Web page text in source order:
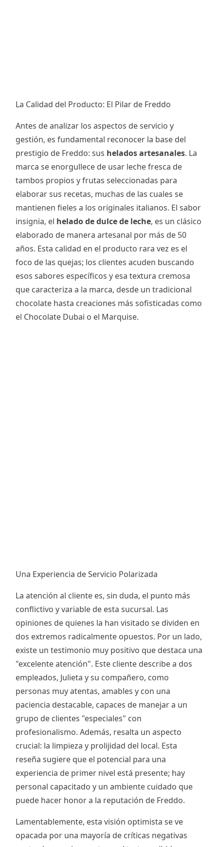
La Calidad del Producto: El Pilar de Freddo
Antes de analizar los aspectos de servicio y
gestión, es fundamental reconocer la base del
prestigio de Freddo: sus helados artesanales. La
marca se enorgullece de usar leche fresca de
tambos propios y frutas seleccionadas para
elaborar sus recetas, muchas de las cuales se
mantienen fieles a los originales italianos. El sabor
insignia, el helado de dulce de leche, es un clásico
elaborado de manera artesanal por más de 50
años. Esta calidad en el producto rara vez es el
foco de las quejas; los clientes acuden buscando
esos sabores específicos y esa textura cremosa
que caracteriza a la marca, desde un tradicional
chocolate hasta creaciones más sofisticadas como
el Chocolate Dubai o el Marquise.
Una Experiencia de Servicio Polarizada
La atención al cliente es, sin duda, el punto más
conflictivo y variable de esta sucursal. Las
opiniones de quienes la han visitado se dividen en
dos extremos radicalmente opuestos. Por un lado,
existe un testimonio muy positivo que destaca una
"excelente atención". Este cliente describe a dos
empleados, Julieta y su compañero, como
personas muy atentas, amables y con una
paciencia destacable, capaces de manejar a un
grupo de clientes "especiales" con
profesionalismo. Además, resalta un aspecto
crucial: la limpieza y prolijidad del local. Esta
reseña sugiere que el potencial para una
experiencia de primer nivel está presente; hay
personal capacitado y un ambiente cuidado que
puede hacer honor a la reputación de Freddo.
Lamentablemente, esta visión optimista se ve
opacada por una mayoría de críticas negativas